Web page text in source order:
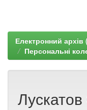
Електронний
Персональні